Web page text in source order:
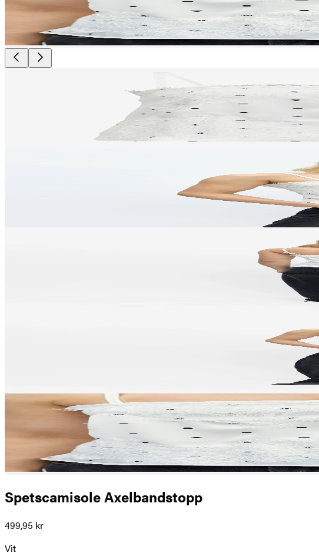
Spetscamisole Axelbandstopp
499,95 kr
Vit